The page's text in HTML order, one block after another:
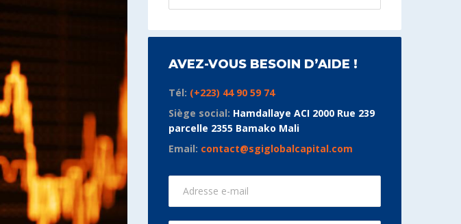
AVEZ-VOUS BESOIN D’AIDE !
Tél: (+223) 44 90 59 74
Siège social: Hamdallaye ACI 2000 Rue 239
parcelle 2355 Bamako Mali
Email: contact@sgiglobalcapital.com